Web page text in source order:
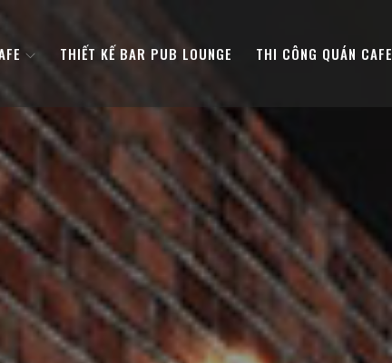
THIẾT KẾ BAR PUB LOUNGE THI CÔNG QUÁN CAFE